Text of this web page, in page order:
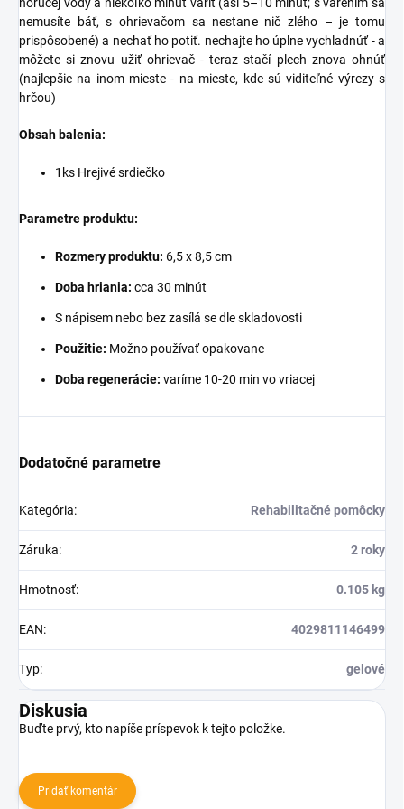
horúcej vody a niekoľko minút variť (asi 5–10 minút; s varením sa
nemusíte báť, s ohrievačom sa nestane nič zlého – je tomu
prispôsobené) a nechať ho potiť. nechajte ho úplne vychladnúť - a
môžete si znovu užiť ohrievač - teraz stačí plech znova ohnúť
(najlepšie na inom mieste - na mieste, kde sú viditeľné výrezy s
hrčou)
Obsah balenia:
1ks Hrejivé srdiečko
Parametre produktu:
Rozmery produktu: 6,5 x 8,5 cm
Doba hriania: cca 30 minút
S nápisem nebo bez zasílá se dle skladovosti
Použitie: Možno používať opakovane
Doba regenerácie: varíme 10-20 min vo vriacej
Dodatočné parametre
Kategória: Rehabilitačné pomôcky
Záruka: 2 roky
Hmotnosť: 0.105 kg
EAN: 4029811146499
Typ: gelové
Diskusia
Buďte prvý, kto napíše príspevok k tejto položke.
Pridať komentár